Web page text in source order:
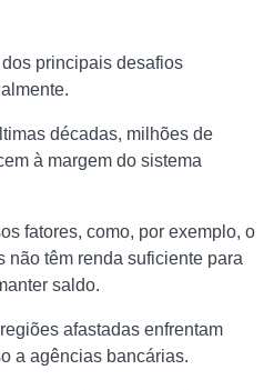
principais desafios
décadas, milhões de
à margem do sistema
fatores, como, por exemplo, o
não têm renda suficiente para
saldo.
afastadas enfrentam
a agências bancárias.